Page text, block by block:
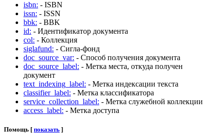
isbn: - ISBN
issn: - ISSN
bbk: - BBK
id: - Идентификатор документа
col: - Коллекция
siglafund: - Сигла-фонд
doc_source_var: - Способ получения документа
doc_source_label: - Метка места, откуда получен
документ
text_indexing_label: - Метка индексации текста
classifier_label: - Метка классификатора
service_collection_label: - Метка служебной коллекции
access_label: - Метка доступа
Помощь [ показать ]